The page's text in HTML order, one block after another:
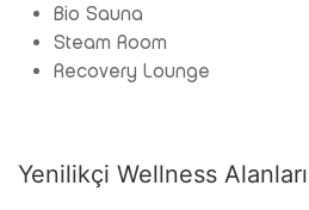
Bio Sauna
Steam Room
Recovery Lounge
Yenilikçi Wellness Alanları